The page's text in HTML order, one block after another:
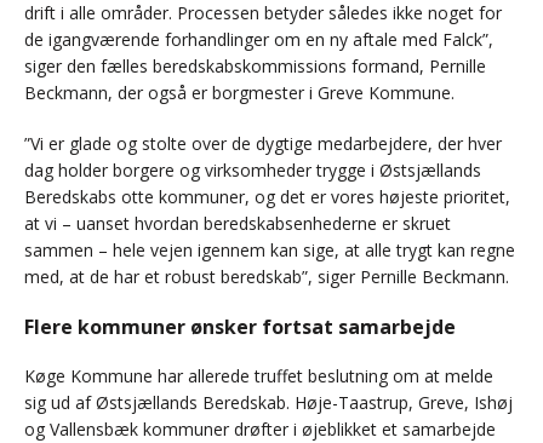
drift i alle områder. Processen betyder således ikke noget for
de igangværende forhandlinger om en ny aftale med Falck”,
siger den fælles beredskabskommissions formand, Pernille
Beckmann, der også er borgmester i Greve Kommune.
”Vi er glade og stolte over de dygtige medarbejdere, der hver
dag holder borgere og virksomheder trygge i Østsjællands
Beredskabs otte kommuner, og det er vores højeste prioritet,
at vi – uanset hvordan beredskabsenhederne er skruet
sammen – hele vejen igennem kan sige, at alle trygt kan regne
med, at de har et robust beredskab”, siger Pernille Beckmann.
Flere kommuner ønsker fortsat samarbejde
Køge Kommune har allerede truffet beslutning om at melde
sig ud af Østsjællands Beredskab. Høje-Taastrup, Greve, Ishøj
og Vallensbæk kommuner drøfter i øjeblikket et samarbejde